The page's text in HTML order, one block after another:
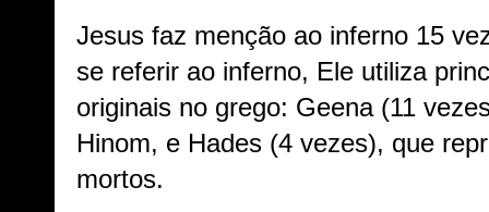
Jesus faz menção ao inferno 15
se referir ao inferno, Ele utiliza
originais no grego: Geena (11
Hinom, e Hades (4 vezes), que
mortos.